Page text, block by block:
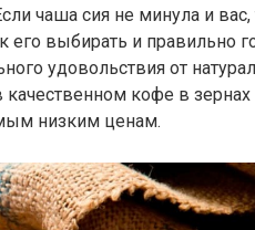
чаша сия не минула и
выбирать и правильно
удовольствия от
кофе в зернах
низким ценам.